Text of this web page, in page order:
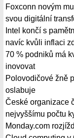
Foxconn novým
svou digitální
Intel končí s
navíc kvůli inflaci
70 % podniků má
inovovat
Polovodičové žně
oslabuje
České organizace
nejvyššímu počtu
Monday.com